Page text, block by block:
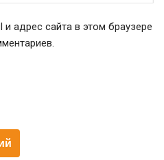
адрес сайта в этом браузере